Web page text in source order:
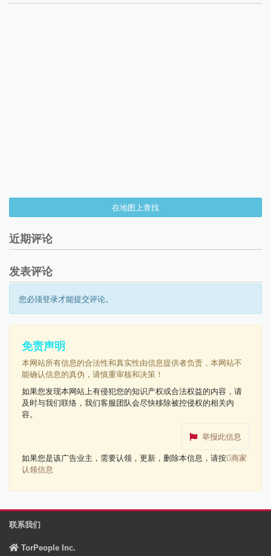
在地图上查找
近期评论
发表评论
您必须登录才能提交评论。
免责声明
本网站所有信息的合法性和真实性由信息提供者负责，本网站不
能确认信息的真伪，请慎重审核和决策！
如果您发现本网站上有侵犯您的知识产权或合法权益的内容，请
及时与我们联络，我们客服团队会尽快移除被控侵权的相关内
容。
举报此信息
如果您是该广告业主，需要认领，更新，删除本信息，请按 商家
认领信息
联系我们
TorPeople Inc.